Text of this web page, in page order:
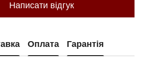
Написати відгук
Оплата Гарантія